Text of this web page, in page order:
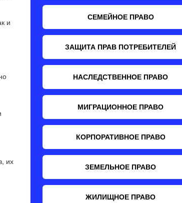
и
их